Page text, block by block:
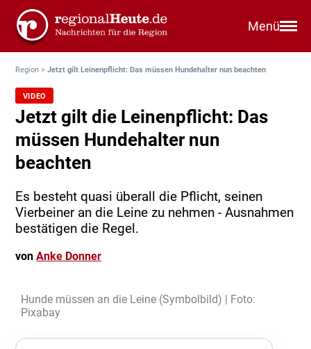
Menü
Region >Jetzt gilt Leinenpflicht: Das müssen Hundehalter nun beachten
VIDEO
Jetzt gilt die Leinenpflicht: Das
müssen Hundehalter nun
beachten
Es besteht quasi überall die Pflicht, seinen
Vierbeiner an die Leine zu nehmen - Ausnahmen
bestätigen die Regel.
vonAnke Donner
Hunde müssen an die Leine (Symbolbild) | Foto:
Pixabay